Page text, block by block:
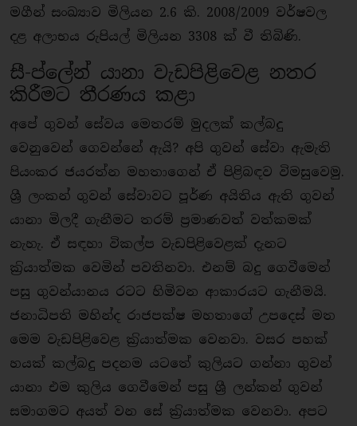
මගීන් සංඛ්‍යාව මිලියන 2.6 කි. 2008/2009 වර්ෂවල
දළ අලාභය රුපියල් මිලියන 3308 ක් වී තිබිණි.
සී-ප්ලේන් යානා වැඩපිළිවෙළ නතර
කිරීමට තීරණය කළා
අපේ ගුවන් සේවය මෙතරම් මුදලක් කල්බදු
වෙනුවෙන් ගෙවන්නේ ඇයි? අපි ගුවන් සේවා ඇමැති
පියංකර ජයරත්න මහතාගෙන් ඒ පිළිබඳව විමසුවෙමු.
ශ්‍රී ලංකන් ගුවන් සේවාවට පූර්ණ අයිතිය ඇති ගුවන්
යානා මිලදී ගැනීමට තරම් ප‍්‍රමාණවත් වත්කමක්
නැහැ. ඒ සඳහා විකල්ප වැඩපිළිවෙළක් දැනට
ක‍්‍රියාත්මක වෙමින් පවතිනවා. එනම් බදු ගෙවීමෙන්
පසු ගුවන්යානය රටට හිමිවන ආකාරයට ගැනීමයි.
ජනාධිපති මහින්ද රාජපක්ෂ මහතාගේ උපදෙස් මත
මෙම වැඩපිළිවෙළ ක‍්‍රියාත්මක වෙනවා. වසර පහක්
හයක් කල්බදු පදනම යටතේ කුලියට ගන්නා ගුවන්
යානා එම කුලිය ගෙවීමෙන් පසු ශ්‍රී ලන්කන් ගුවන්
සමාගමට අයත් වන සේ ක‍්‍රියාත්මක වෙනවා. අපට